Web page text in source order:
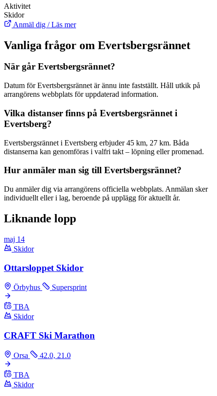
Aktivitet
Skidor
Anmäl dig / Läs mer
Vanliga frågor om Evertsbergsrännet
När går Evertsbergsrännet?
Datum för Evertsbergsrännet är ännu inte fastställt. Håll utkik på
arrangörens webbplats för uppdaterad information.
Vilka distanser finns på Evertsbergsrännet i
Evertsberg?
Evertsbergsrännet i Evertsberg erbjuder 45 km, 27 km. Båda
distanserna kan genomföras i valfri takt – löpning eller promenad.
Hur anmäler man sig till Evertsbergsrännet?
Du anmäler dig via arrangörens officiella webbplats. Anmälan sker
individuellt eller i lag, beroende på upplägg för aktuellt år.
Liknande lopp
maj 14
Skidor
Ottarsloppet Skidor
Örbyhus Supersprint
TBA
Skidor
CRAFT Ski Marathon
Orsa 42.0, 21.0
TBA
Skidor